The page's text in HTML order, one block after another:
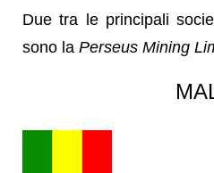
Due tra le principali
sono la Perseus Mining